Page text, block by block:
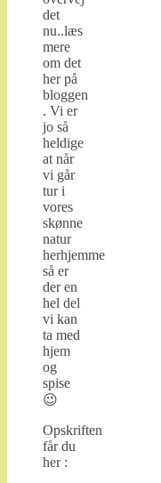
det
nu..læs
mere
om det
her på
bloggen
. Vi er
jo så
heldige
at når
vi går
tur i
vores
skønne
natur
herhjemme
så er
der en
hel del
vi kan
ta med
hjem
og
spise
😉
Opskriften
får du
her :